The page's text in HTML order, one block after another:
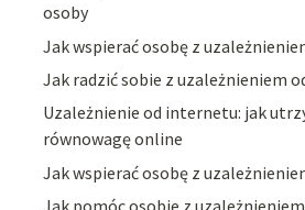
osoby
Jak wspierać osobę z
Jak radzić sobie z uzależnieniem
Uzależnienie od internetu: jak
równowagę online
Jak wspierać osobę z